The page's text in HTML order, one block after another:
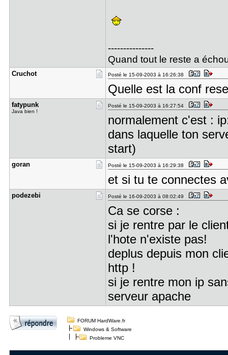
---------------
Quand tout le reste a
Cruchot Posté le 15-09-2003 à 16:26:38
Quelle est la conf
fatypunk
Java bien !
Posté le 15-09-2003 à 16:27:54
normalement c'est :
dans laquelle ton
start)
goran Posté le 15-09-2003 à 16:29:38
et si tu te connectes
podezebi Posté le 16-09-2003 à 08:02:49
Ca se corse :
si je rentre par le
l'hote n'existe pas!
deplus depuis mon
http !
si je rentre mon ip
serveur apache
FORUM HardWare.fr
Windows & Software
Probleme VNC